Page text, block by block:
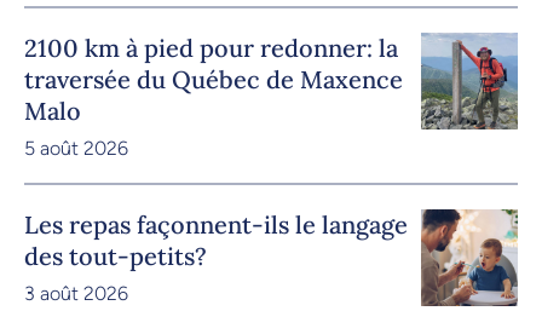
2100 km à pied pour redonner: la
traversée du Québec de Maxence
Malo
5 août 2026
Les repas façonnent-ils le langage
des tout-petits?
3 août 2026